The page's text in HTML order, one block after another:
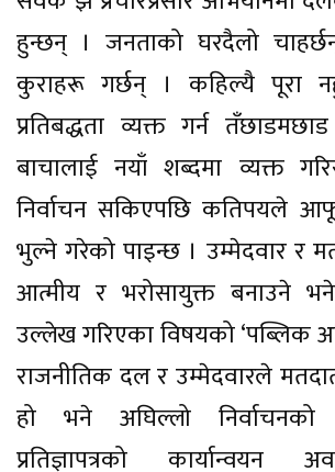
हुन्छन् । जनताको घरदैलो
कुराहरू गर्छन् । कहिल्यै पूरा
प्रतिबद्धता व्यक्त गर्न
बाचालाई नयाँ शब्दमा व्यक्त
निर्वाचन सकिएपछि कतिपयले
भुल्ने गरेको पाइन्छ । उम्मेदवार र
आत्मीय र भरोसायुक्त बनाउने
उल्लेख गरिएका विषयको ‘पब्लिक
राजनीतिक दल र उम्मेदवारले
हो भने अघिल्लो निर्वाचनको
प्रतिज्ञापत्रको कार्यान्वयन